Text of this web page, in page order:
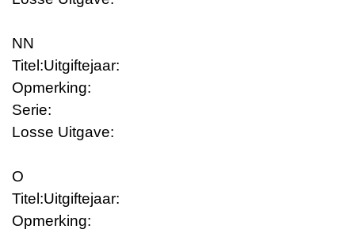
NN
Titel:Uitgiftejaar:
Opmerking:
Serie:
Losse Uitgave:
O
Titel:Uitgiftejaar:
Opmerking: